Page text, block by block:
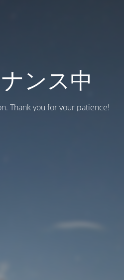
ンス中
Thank you for your patience!